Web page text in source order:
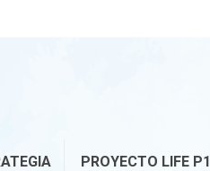
PROYECTO LIFE P1